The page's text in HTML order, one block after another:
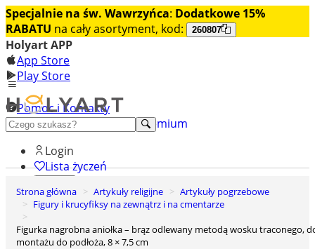
Specjalnie na św. Wawrzyńca: Dodatkowe 15%
RABATU na cały asortyment, kod: 260807
Holyart APP
App Store
Play Store
Pomoc i Kontakty
+48 222 922 860
Odkryj premium
Login
Lista życzeń
0
Koszyk
Strona główna Artykuły religijne
Artykuły pogrzebowe
Figury i krucyfiksy na zewnątrz i na cmentarze
Figurka nagrobna aniołka – brąz odlewany metodą wosku traconego, do
montażu do podłoża, 8 × 7,5 cm